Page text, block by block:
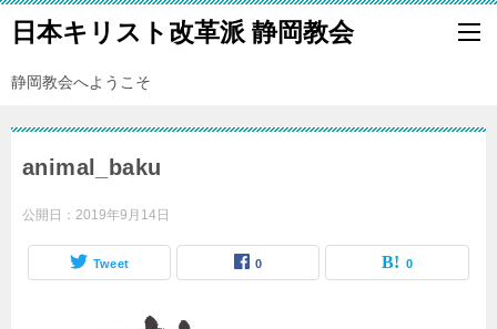
日本キリスト改革派 静岡教会
静岡教会へようこそ
animal_baku
公開日： 2019年9月14日
Tweet 0 0